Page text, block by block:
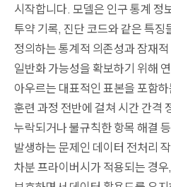
시작합니다. 모델은 인구 통계 정
투약 기록, 진단 코드와 같은 특
정의하는 통계적 의존성과 잠재
일반화 가능성을 확보하기 위해
아우르는 대표적인 표본을 포함
훈련 과정 전반에 걸쳐 시간 간격
누락되거나 불규칙한 항목 해결
발생하는 문제인 데이터 전처리
차분 프라이버시가 적용되는 경